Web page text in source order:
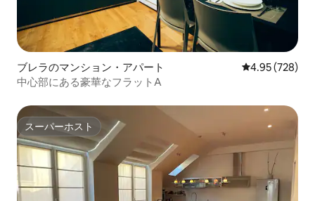
ブレラのマンション・アパート レビュー728
4.95 (728)
中心部にある豪華なフラットA
スーパーホスト
スーパーホスト